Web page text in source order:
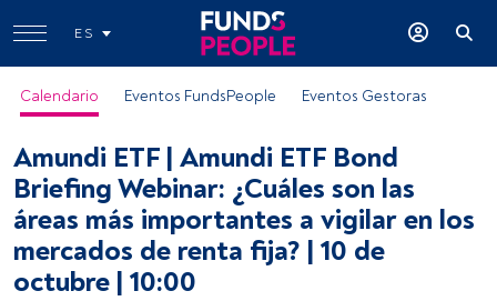
ES
Calendario Eventos FundsPeople Eventos Gestoras
Acceder a FundsPeople
Amundi ETF | Amundi ETF Bond
Briefing Webinar: ¿Cuáles son las
áreas más importantes a vigilar en los
mercados de renta fija? | 10 de
octubre | 10:00